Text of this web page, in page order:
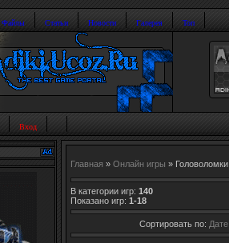
Файлы Статьи Новости Галерея Топ
Вход
Главная » Онлайн игры » Головоломки
В категории игр: 140
Показано игр: 1-18
Сортировать по: Дате